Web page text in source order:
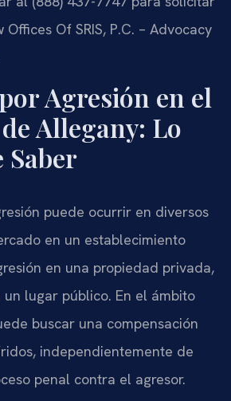
Of SRIS, P.C. – Advocacy
Agresión en el
Allegany: Lo
Saber
puede ocurrir en diversos
en un establecimiento
en una propiedad privada,
lugar público. En el ámbito
buscar una compensación
independientemente de
penal contra el agresor.